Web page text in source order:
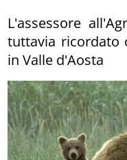
L'assessore
tuttavia ricordato
in Valle d'Aosta